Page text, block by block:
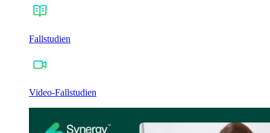
Fallstudien
Video-Fallstudien